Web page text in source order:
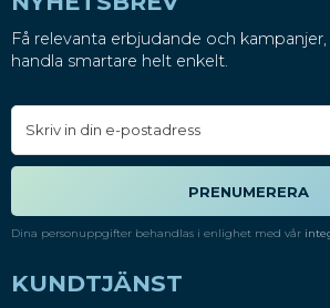
Få relevanta erbjudande och
handla smartare helt enkelt.
PRENUMERERA
Dina personuppgifter behandlas i enlighet med vår
KUNDTJÄNST